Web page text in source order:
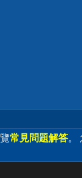
常見問題解答。